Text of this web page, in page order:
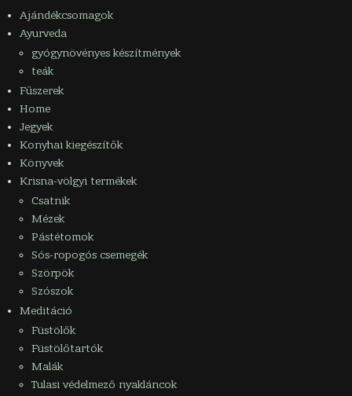
termékoldalon
Ajándékcsomagok
Ayurveda
gyógynövényes készítmények
teák
Fűszerek
Home
Jegyek
Konyhai kiegészítők
Könyvek
Krisna-völgyi termékek
Csatnik
Mézek
Pástétomok
Sós-ropogós csemegék
Szörpök
Szószok
Meditáció
Füstölők
Füstölőtartók
Malák
Tulasi védelmező nyakláncok